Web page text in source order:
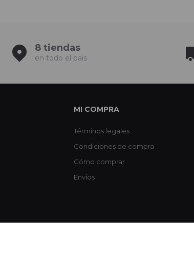
8 tiendas
en todo el pais
MI COMPRA
Términos legales
Condiciones de compra
Cómo comprar
Envíos